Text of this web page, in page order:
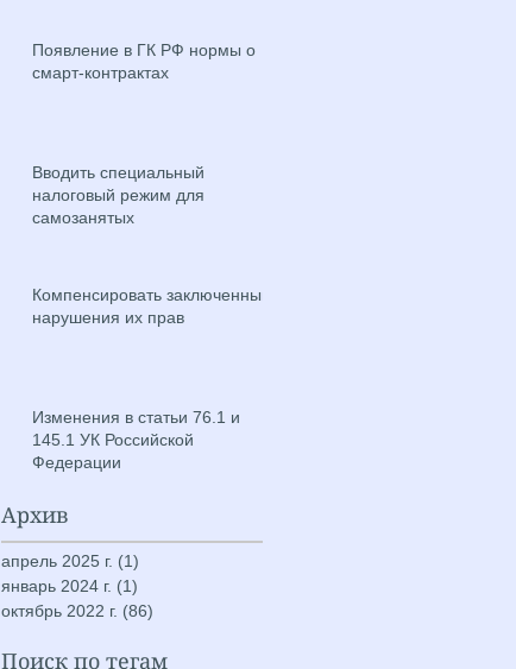
Появление в ГК РФ нормы о
смарт-контрактах
Вводить специальный
налоговый режим для
самозанятых
Компенсировать заключенным
нарушения их прав
Изменения в статьи 76.1 и
145.1 УК Российской
Федерации
Архив
апрель 2025 г. (1)
январь 2024 г. (1)
октябрь 2022 г. (86)
Поиск по тегам